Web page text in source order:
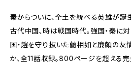
秦からついに、全土を統べる英雄が誕生
古代中国、時は戦国時代。強国・秦に
国・趙を守り抜いた藺相如と廉頗の友
か、全11話収録。800ページを超える